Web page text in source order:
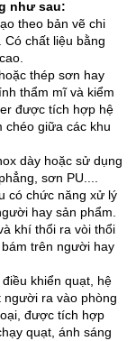
như sau:
theo bản vẽ chi
chất liệu bằng
thép sơn hay
thẩm mĩ và kiểm
được tích hợp hệ
chéo giữa các khu
dày hoặc sử dụng
sơn PU....
có chức năng xử lý
hay sản phẩm.
khí thổi ra vòi thổi
trên người hay
khiển quạt, hệ
người ra vào phòng
được tích hợp
quạt, ánh sáng